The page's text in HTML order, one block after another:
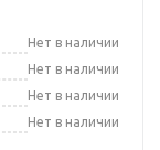
Нет в наличии
Нет в наличии
Нет в наличии
Нет в наличии